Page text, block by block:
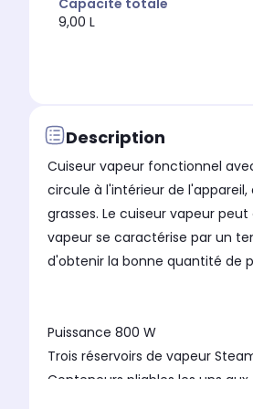
Capacité totale
9,00 L
Description
Cuiseur vapeur fonctionnel
circule à l'intérieur de
grasses. Le cuiseur vapeur
vapeur se caractérise par un
d'obtenir la bonne quantité de
Puissance 800 W
Trois réservoirs de vapeur
Conteneurs pliables les uns aux